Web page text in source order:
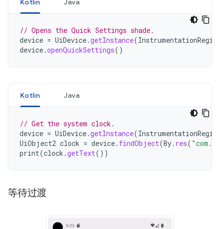
Kotlin Java
// Opens the Quick Settings shade.
device = UiDevice.getInstance(
device.openQuickSettings()
Kotlin Java
// Get the system clock.
device = UiDevice.getInstance(
UiObject2 clock = device. findObject(By. res(
print(clock .getText())
等待过渡